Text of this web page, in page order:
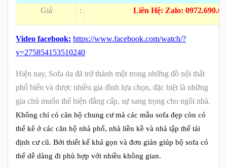
Giá : Liên Hệ: Zalo:
Video facebook: https://www.facebook.com/watch/?
v=275854153510240
Hiện nay, Sofa da đã trở thành một trong những đồ nội thất
phổ biến và được nhiều gia đình lựa chọn, đặc biệt là những
gia chủ muốn thể hiện đẳng cấp, sự sang trọng cho ngôi nhà.
Không chỉ có căn hộ chung cư mà các mẫu sofa đẹp còn có
thể kê ở các căn hộ nhà phố, nhà liền kề và nhà tập thể tái
định cư cũ. Bởi thiết kế khá gọn và đơn giản giúp bộ sofa có
thể dễ dàng đi phù hợp với nhiều không gian.